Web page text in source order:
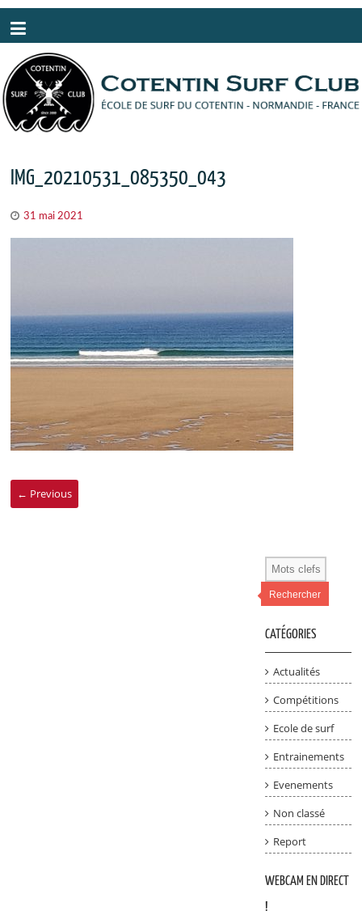
IMG_20210531_085350_043
31 mai 2021
← Previous
Rechercher
CATÉGORIES
Actualités
Compétitions
Ecole de surf
Entrainements
Evenements
Non classé
Report
WEBCAM EN DIRECT
!
Panneau de gestion des cookies